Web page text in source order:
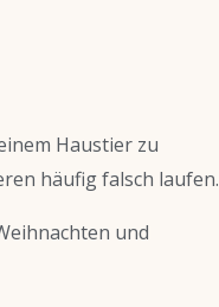
Haustier zu
häufig falsch laufen.
und